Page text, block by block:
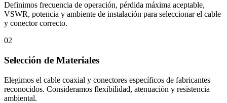
Definimos frecuencia de operación, pérdida máxima aceptable,
VSWR, potencia y ambiente de instalación para seleccionar el cable
y conector correcto.
02
Selección de Materiales
Elegimos el cable coaxial y conectores específicos de fabricantes
reconocidos. Consideramos flexibilidad, atenuación y resistencia
ambiental.